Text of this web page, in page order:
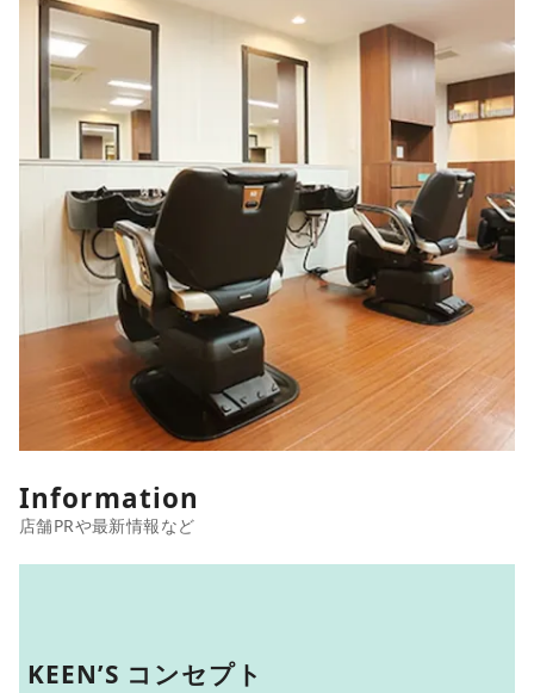
Information
KEEN’S コンセプト